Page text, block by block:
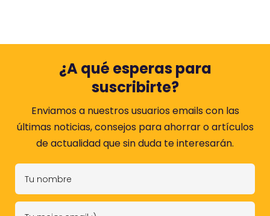
¿A qué esperas para
suscribirte?
Enviamos a nuestros usuarios emails con las
últimas noticias, consejos para ahorrar o artículos
de actualidad que sin duda te interesarán.
T
n
T